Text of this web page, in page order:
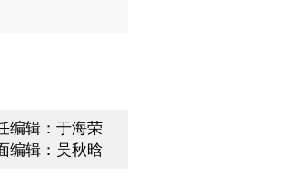
编辑：于海荣
编辑：吴秋晗